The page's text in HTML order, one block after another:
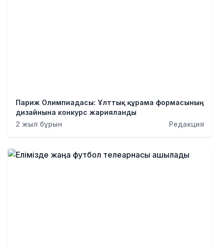
Париж Олимпиадасы: Ұлттық құрама формасының
дизайнына конкурс жарияланды
2 жыл бұрын
Редакция